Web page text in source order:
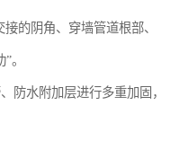
的阴角、穿墙管道根部、
。
防水附加层进行多重加固，